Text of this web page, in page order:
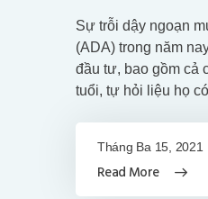
Sự trỗi dậy ngoạn
(ADA) trong năm
đầu tư, bao gồm cả
tuổi, tự hỏi liệu họ
Read More
Tháng Ba 15, 2021